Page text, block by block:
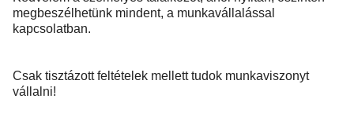
megbeszélhetünk mindent, a munkavállalással
kapcsolatban.
Csak tisztázott feltételek mellett tudok munkaviszonyt
vállalni!